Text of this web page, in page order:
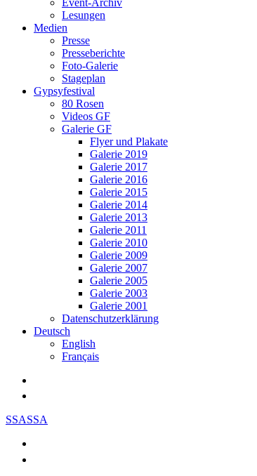
Event-Archiv
Lesungen
Medien
Presse
Presseberichte
Foto-Galerie
Stageplan
Gypsyfestival
80 Rosen
Videos GF
Galerie GF
Flyer und Plakate
Galerie 2019
Galerie 2017
Galerie 2016
Galerie 2015
Galerie 2014
Galerie 2013
Galerie 2011
Galerie 2010
Galerie 2009
Galerie 2007
Galerie 2005
Galerie 2003
Galerie 2001
Datenschutzerklärung
Deutsch
English
Français
SSASSA